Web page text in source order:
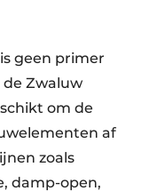
geen primer
de Zwaluw
om de
af
zoals
damp-open,